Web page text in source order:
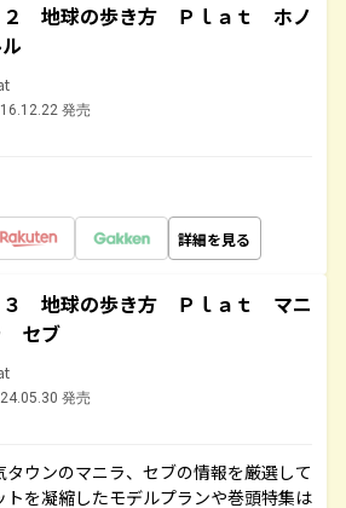
２ 地球の歩き方 Ｐｌａｔ ホノ
発売
詳細を見る
３ 地球の歩き方 Ｐｌａｔ マニ
セブ
発売
タウンのマニラ、セブの情報を厳選して
トを凝縮したモデルプランや巻頭特集は